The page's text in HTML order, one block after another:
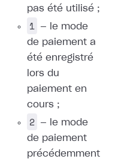
pas été utilisé ;
1
— le mode
de paiement a
été enregistré
lors du
paiement en
cours ;
2
— le mode
de paiement
précédemment